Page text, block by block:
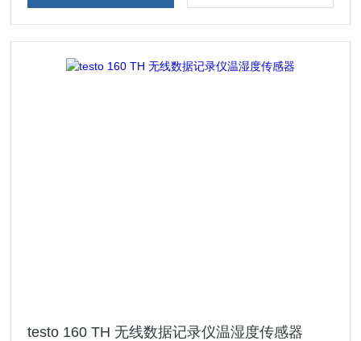
testo 160 TH 无线数据记录仪温湿度传感器